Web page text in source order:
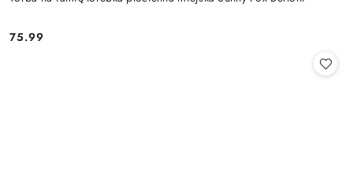
Cena:
75.99